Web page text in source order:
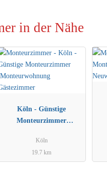
in der Nähe
Köln - Günstige
Monteurzimmer
Gästezimmer
Köln
19.7 km